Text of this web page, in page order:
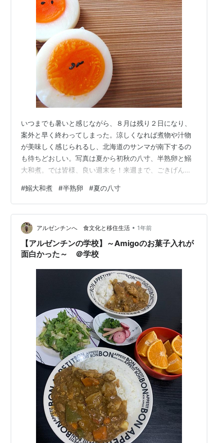
いつまでも暑いと感じながら、８月は残り２日になり、
案外と早く終わってしまった。涼しくなれば煮物や汁物
が美味しく感じられるし、北海道のサンマが南下するの
も待ちどおしい。写真は夏から初秋の八寸、半熟卵と鰯
大和煮。では皆様、良い週末を！来週まで、ごきげんよ
https://flush91.main.jp/wordpress/
https://flush91chakaiseki.jp/ 個人レッスン専用サイト
https://fancy-ohita-8617.sadist.jp/
#鰯大和煮 #半熟卵 #夏の八寸
アルゼンチンへ 食文化と移住生活 • 1年前
【アルゼンチンの学校】～Amigoのお菓子入れが
面白かった～ ＠学校